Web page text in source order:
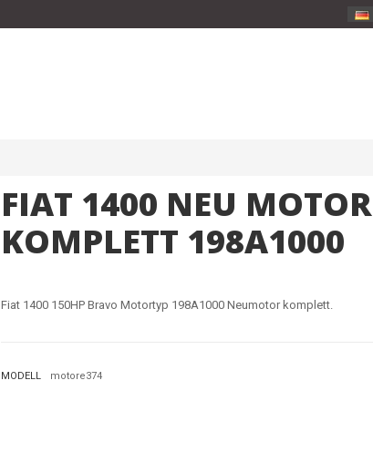
FIAT 1400 NEU MOTOR
KOMPLETT 198A1000
Fiat 1400 150HP Bravo Motortyp 198A1000 Neumotor komplett.
MODELL motore374